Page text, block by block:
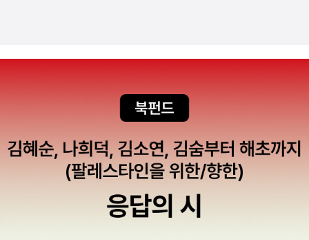
서, 타령에 대한 이야기보다 그 줄거리를 읽는 재미가 있었단다.
이 들었어. <숙영낭자전>은 아빠가 예전에 사 두었는데, 아직 읽
지 못했구나. …Part3, Part 4, Part 5는판소리와 좀 무관한 이
야기란다. 우리나라 고전 음악이라고 퉁치면, Part3 삼국시대의
향가, Part 4고전 시가까지는 그렇다고 해도, 뜬금없이 Part 5
에서는 고전 소설을 소개해주고 있단다. <이생규장전>, <옥단
춘전>, <금방울전>, <정수정전>을 소개해주었는데, 아빠 생각
에는 페이지 채우려고 포함시켰다는생각을 지울 수 없구나. 짧게
하 간의 굳은 약속을 상징합니다. 그러나효성왕이 신충을 잊고 뜻
를 통해 약속의무효화와 신하의 원망을 표현한 것입니다. 잣나무
가 변치 않은 푸르름을 유지하는 것처럼, 왕도 신하와의 약속을
지키고 신뢰를 이어가야 한다는 교훈을 자연 속에서 찾을 수 있습
니다.